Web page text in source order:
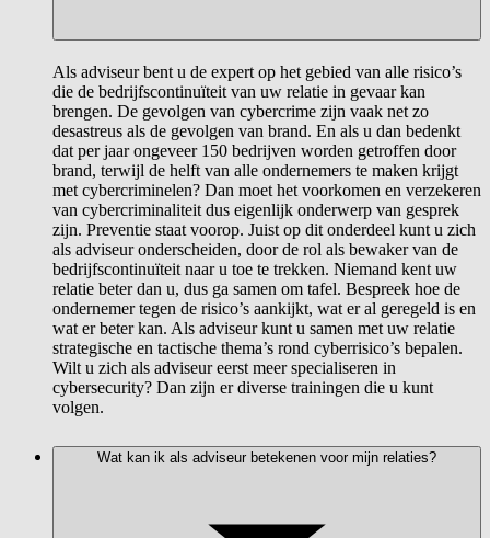
Als adviseur bent u de expert op het gebied van alle risico’s
die de bedrijfscontinuïteit van uw relatie in gevaar kan
brengen. De gevolgen van cybercrime zijn vaak net zo
desastreus als de gevolgen van brand. En als u dan bedenkt
dat per jaar ongeveer 150 bedrijven worden getroffen door
brand, terwijl de helft van alle ondernemers te maken krijgt
met cybercriminelen? Dan moet het voorkomen en verzekeren
van cybercriminaliteit dus eigenlijk onderwerp van gesprek
zijn. Preventie staat voorop. Juist op dit onderdeel kunt u zich
als adviseur onderscheiden, door de rol als bewaker van de
bedrijfscontinuïteit naar u toe te trekken. Niemand kent uw
relatie beter dan u, dus ga samen om tafel. Bespreek hoe de
ondernemer tegen de risico’s aankijkt, wat er al geregeld is en
wat er beter kan. Als adviseur kunt u samen met uw relatie
strategische en tactische thema’s rond cyberrisico’s bepalen.
Wilt u zich als adviseur eerst meer specialiseren in
cybersecurity? Dan zijn er diverse trainingen die u kunt
volgen.
Wat kan ik als adviseur betekenen voor mijn relaties?